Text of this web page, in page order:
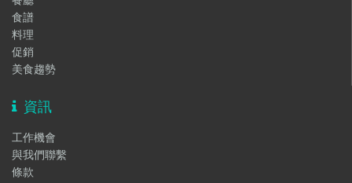
食譜
料理
促銷
美食趨勢
資訊
工作機會
與我們聯繫
條款